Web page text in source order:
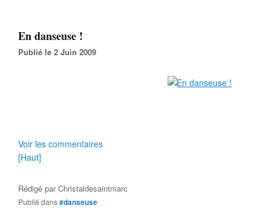
En danseuse !
Publié le 2 Juin 2009
Voir les commentaires
[Haut]
Rédigé parChristaldesaintmarc
Publié dans#danseuse